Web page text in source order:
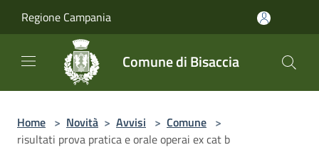
Regione Campania
Comune di Bisaccia
Home > Novità > Avvisi > Comune >
risultati prova pratica e orale operai ex cat b